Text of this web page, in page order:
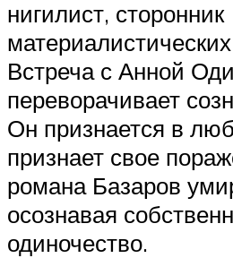
нигилист, сторонник
Встреча с Анной
переворачивает
Он признается в
признает свое
романа Базаров
осознавая
одиночество.